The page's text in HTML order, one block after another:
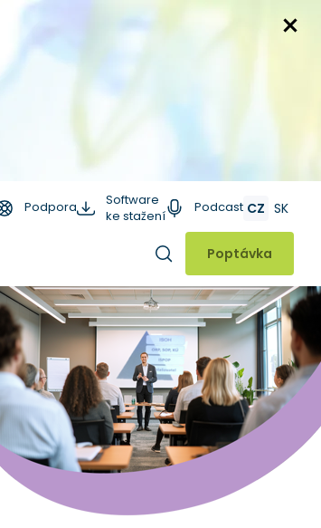
Podpora
Software
ke stažení
Podcast CZ SK
Hledat
Poptávka